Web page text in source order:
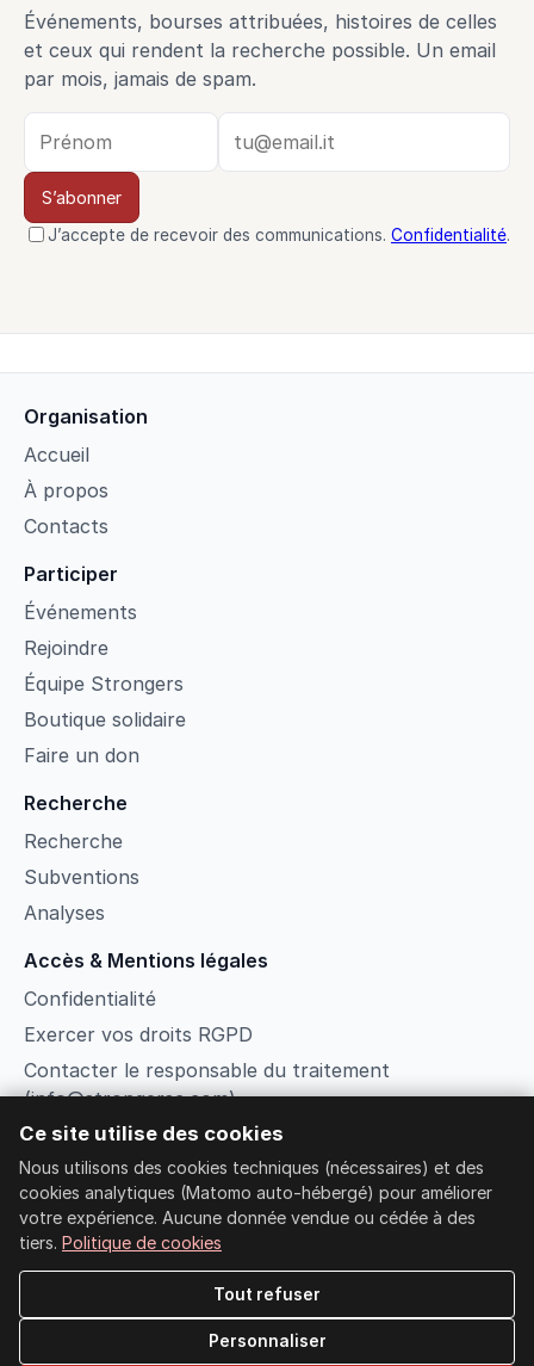
Événements, bourses attribuées, histoires de celles
et ceux qui rendent la recherche possible. Un email
par mois, jamais de spam.
S’abonner
J’accepte de recevoir des communications. Confidentialité.
Organisation
Accueil
À propos
Contacts
Participer
Événements
Rejoindre
Équipe Strongers
Boutique solidaire
Faire un don
Recherche
Recherche
Subventions
Analyses
Accès & Mentions légales
Confidentialité
Exercer vos droits RGPD
Contacter le responsable du traitement
(info@strongersc.com)
Conditions
Gérer les cookies
Recherche
Connexion membre
© 2026 Strongers Social Club ETS
Ce site utilise des cookies
Nous utilisons des cookies techniques (nécessaires) et des
cookies analytiques (Matomo auto-hébergé) pour améliorer
votre expérience. Aucune donnée vendue ou cédée à des
tiers. Politique de cookies
Tout refuser
Personnaliser